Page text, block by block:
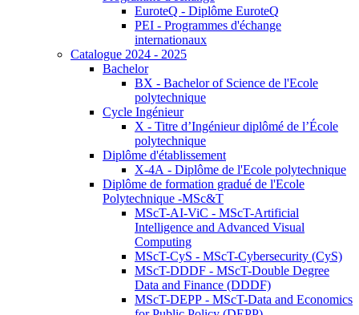
EuroteQ - Diplôme EuroteQ
PEI - Programmes d'échange
internationaux
Catalogue 2024 - 2025
Bachelor
BX - Bachelor of Science de l'Ecole
polytechnique
Cycle Ingénieur
X - Titre d’Ingénieur diplômé de l’École
polytechnique
Diplôme d'établissement
X-4A - Diplôme de l'Ecole polytechnique
Diplôme de formation gradué de l'Ecole
Polytechnique -MSc&T
MScT-AI-ViC - MScT-Artificial
Intelligence and Advanced Visual
Computing
MScT-CyS - MScT-Cybersecurity (CyS)
MScT-DDDF - MScT-Double Degree
Data and Finance (DDDF)
MScT-DEPP - MScT-Data and Economics